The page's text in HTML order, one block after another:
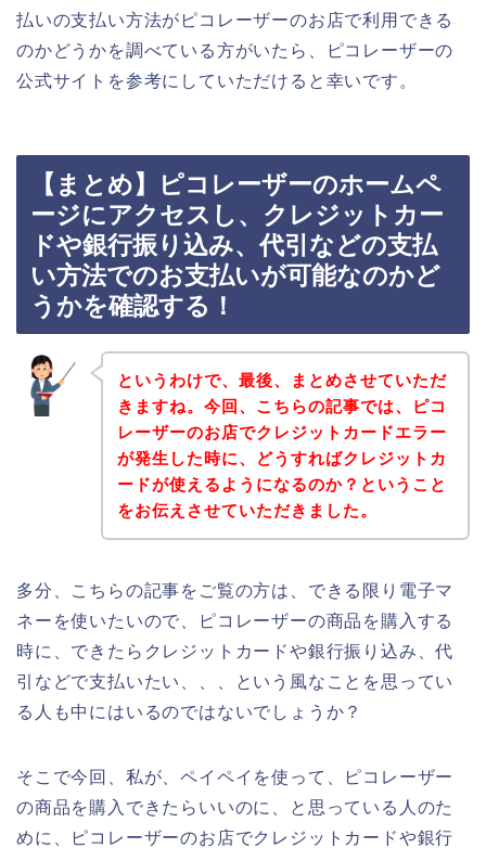
払いの支払い方法がピコレーザーのお店で利用できる
のかどうかを調べている方がいたら、ピコレーザーの
公式サイトを参考にしていただけると幸いです。
【まとめ】ピコレーザーのホームペ
ージにアクセスし、クレジットカー
ドや銀行振り込み、代引などの支払
い方法でのお支払いが可能なのかど
うかを確認する！
というわけで、最後、まとめさせていただ
きますね。今回、こちらの記事では、ピコ
レーザーのお店でクレジットカードエラー
が発生した時に、どうすればクレジットカ
ードが使えるようになるのか？ということ
をお伝えさせていただきました。
多分、こちらの記事をご覧の方は、できる限り電子マ
ネーを使いたいので、ピコレーザーの商品を購入する
時に、できたらクレジットカードや銀行振り込み、代
引などで支払いたい、、、という風なことを思ってい
る人も中にはいるのではないでしょうか？
そこで今回、私が、ペイペイを使って、ピコレーザー
の商品を購入できたらいいのに、と思っている人のた
めに、ピコレーザーのお店でクレジットカードや銀行